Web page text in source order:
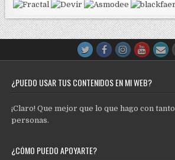
¿PUEDO USAR TUS CONTENIDOS EN MI WEB?
¡Claro! Que mejor que lo que hago con
personas.
¿CÓMO PUEDO APOYARTE?